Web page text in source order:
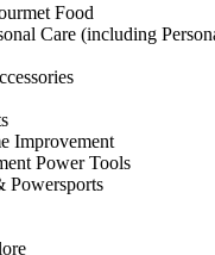
Food
Care (including
Improvement
Power Tools
Powersports